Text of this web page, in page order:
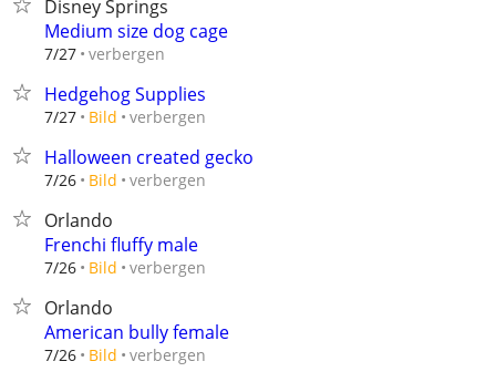
Disney Springs
Medium size dog cage
7/27 verbergen
Hedgehog Supplies
7/27 Bild verbergen
Halloween created gecko
7/26 Bild verbergen
Orlando
Frenchi fluffy male
7/26 Bild verbergen
Orlando
American bully female
7/26 Bild verbergen